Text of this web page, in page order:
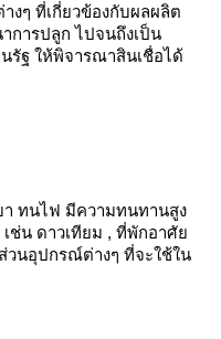
งๆ ที่เกี่ยวข้องกับผลผลิต
การปลูก ไปจนถึงเป็น
รัฐ ให้พิจารณาสินเชื่อได้
า ทนไฟ มีความทนทานสูง
ช่น ดาวเทียม , ที่พักอาศั
นอุปกรณ์ต่างๆ ที่จะใช้ใน